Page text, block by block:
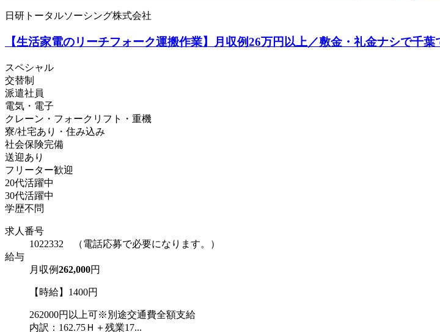
日研トータルソーシング株式会社
【生活家電のリーチフォーク運搬作業】月収例26万円以上／敷金・礼金ナシで千
スペシャル
交替制
派遣社員
電気・電子
クレーン・フォークリフト・重機
寮/社宅あり・住み込み
社会保険完備
送迎あり
フリーター歓迎
20代活躍中
30代活躍中
学歴不問
求人番号
1022332 （電話応募で必要になります。）
給与
月収例262,000円
【時給】1400円
262000円以上可※別途交通費全額支給
内訳：162.75Ｈ＋残業17...